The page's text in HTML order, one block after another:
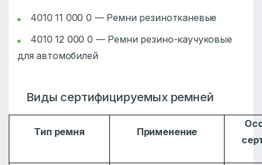
4010 11 000 0 — Ремни резинотканевые
4010 12 000 0 — Ремни резино-каучуковые
для автомобилей
Виды сертифицируемых ремней
Тип ремня Применение